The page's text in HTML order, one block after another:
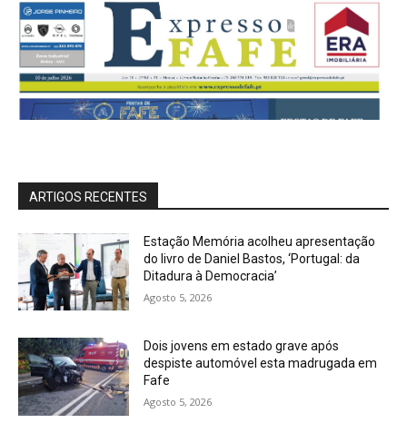
ARTIGOS RECENTES
Estação Memória acolheu apresentação
do livro de Daniel Bastos, ‘Portugal: da
Ditadura à Democracia’
Agosto 5, 2026
Dois jovens em estado grave após
despiste automóvel esta madrugada em
Fafe
Agosto 5, 2026